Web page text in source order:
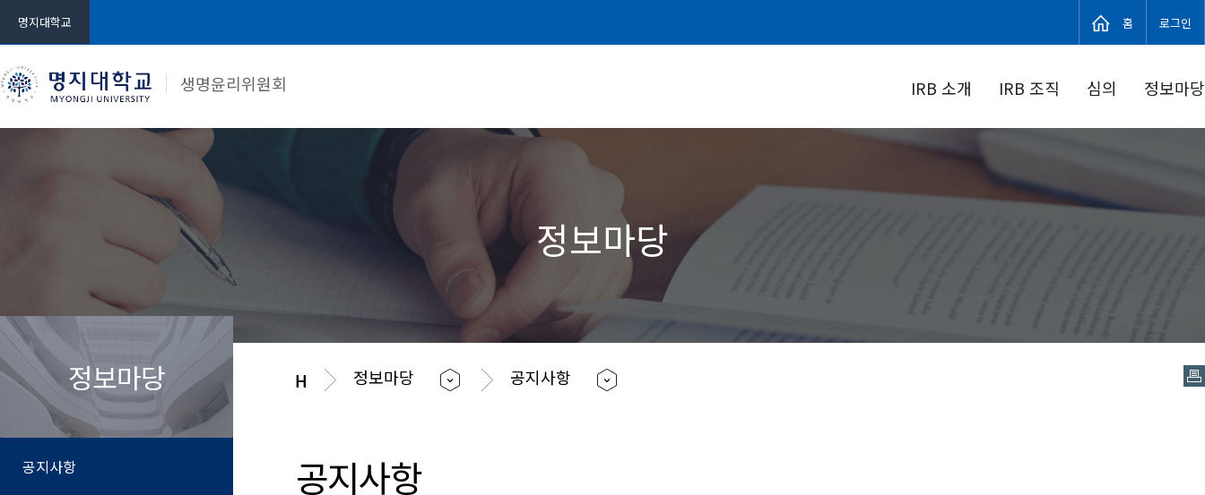
명지대학교 홈 로그인
생명윤리위원회 IRB 소개 IRB 조직 심의 정보마당
정보마당
정보마당
공지사항
정보마당 공지사항
공지사항